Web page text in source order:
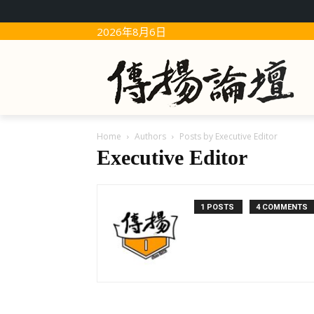
2026年8月6日
Home Authors Posts by Executive Editor
Executive Editor
1 POSTS 4 COMMENTS